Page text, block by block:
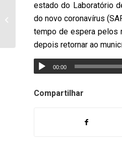
estado do Laboratório
do novo coronavírus
tempo de espera pelos
depois retornar ao
00:00
Compartilhar
RPA e Rotam encontram
arma d refogo em Santa
Mariana